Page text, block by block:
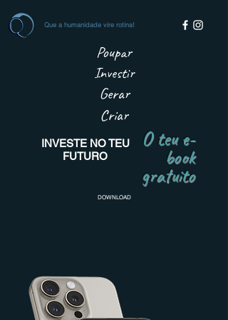
Que a humanidade vire rotina!
Poupar
Investir
Gerar
Criar
INVESTE NO TEU
FUTURO
O teu e-
book
gratuito
DOWNLOAD